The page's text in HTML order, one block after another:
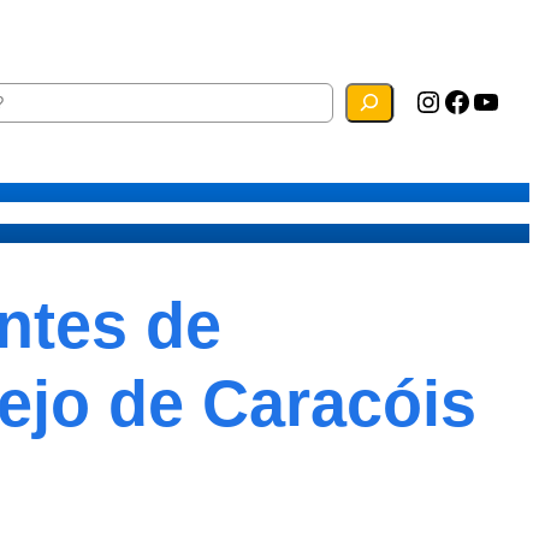
Instagram Facebook YouTube
de
de Caracóis